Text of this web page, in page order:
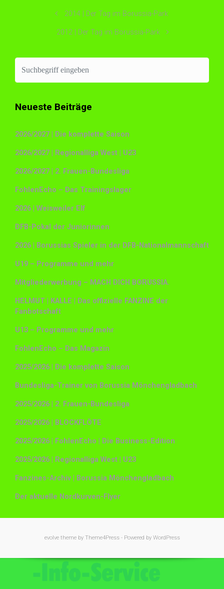
2014 | Der Tag im Borussia-Park
2012 | Der Tag im Borussia-Park
Neueste Beiträge
2026/2027 | Die komplette Saison
2026/2027 | Regionalliga West | U23
2026/2027 | 2. Frauen-Bundesliga
FohlenEcho – Das Trainingslager
2026 | Weisweiler Elf
DFB-Pokal der Juniorinnen
2026 | Borussias Spieler in der DFB-Nationalmannschaft
U19 – Programme und mehr
Mitgliederwerbung – MACH DICH BORUSSIA.
HELMUT | KALLE | Das offizielle FANZINE der
Fanbotschaft
U13 – Programme und mehr
FohlenEcho – Das Magazin
2025/2026 | Die komplette Saison
Bundesliga-Trainer von Borussia Mönchengladbach
2025/2026 | 2. Frauen-Bundesliga
2025/2026 | BLOCKFLÖTE
2025/2026 | FohlenEcho | Die Business-Edition
2025/2026 | Regionalliga West | U23
Fanzines-Archiv | Borussia Mönchengladbach
Der aktuelle Nordkurven-Flyer
evolvetheme by Theme4Press - Powered by WordPress